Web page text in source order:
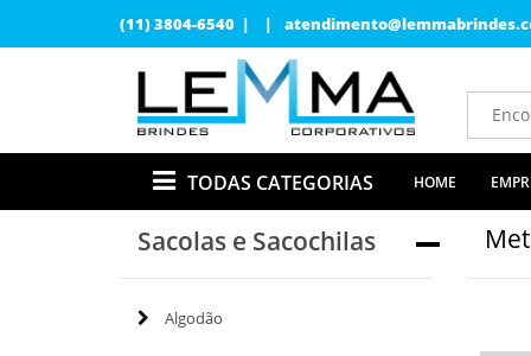
(11) 3804-6540 | |
TODAS CATEGORIAS HOME
Sacolas e Sacochilas
Algodão